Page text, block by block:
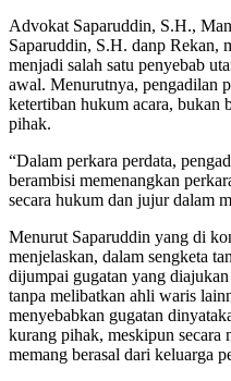
Advokat Saparuddin, S.H.,
Saparuddin, S.H. danp Rekan,
menjadi salah satu penyebab
awal. Menurutnya, pengadilan
ketertiban hukum acara, bukan
pihak.
“Dalam perkara perdata,
berambisi memenangkan
secara hukum dan jujur dalam
Menurut Saparuddin yang di
menjelaskan, dalam sengketa
dijumpai gugatan yang
tanpa melibatkan ahli waris
menyebabkan gugatan
kurang pihak, meskipun secara
memang berasal dari keluarga